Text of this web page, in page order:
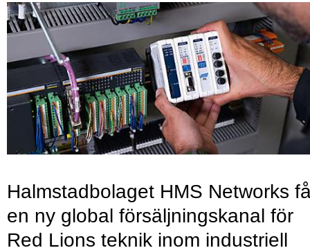
Halmstadbolaget HMS Networks
en ny global försäljningskanal för
Red Lions teknik inom industriell